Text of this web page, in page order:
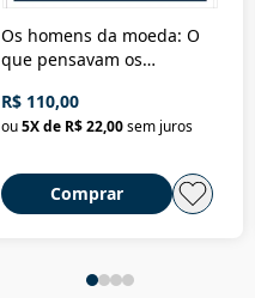
Os homens da moeda: O
que pensavam os
Nova República (1985-
2018)
R$ 110,00
ou5X de R$ 22,00sem juros
Comprar